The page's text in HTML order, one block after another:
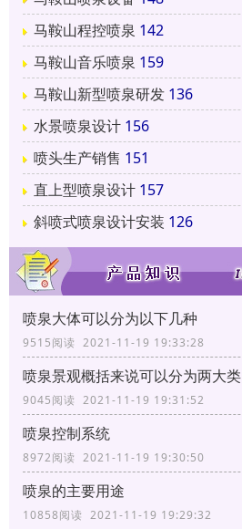
马鞍山程控喷泉 142
马鞍山音乐喷泉 159
马鞍山新型喷泉研发 136
水景喷泉设计 156
喷头生产销售 151
直上型喷泉设计 157
斜喷式喷泉设计安装 126
喷泉大体可以分为以下几种
9515阅读 2021-11-19 19:33:28
喷泉景观概括来说可以分为两大类
9045阅读 2021-11-19 19:31:52
喷泉控制系统
8972阅读 2021-11-19 19:30:50
喷泉的主要用途
10858阅读 2021-11-19 19:29:32